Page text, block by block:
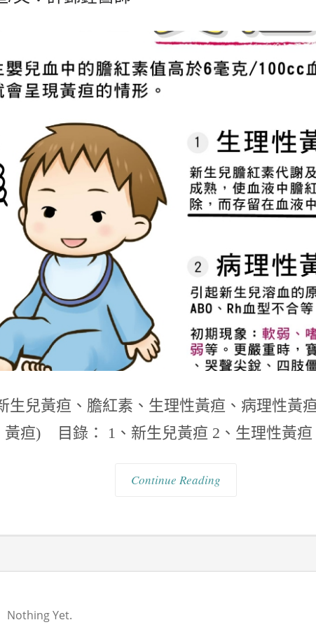
生兒黃疸、膽紅素、生理性黃疸、病理性黃
黃疸) 目錄： 1、新生兒黃疸 2、生理性黃
Continue Reading
Nothing Yet.